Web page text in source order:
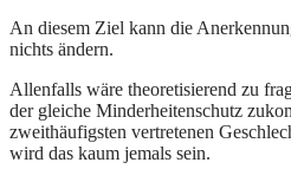
An diesem Ziel kann die
nichts ändern.
Allenfalls wäre theoretisierend zu
der gleiche Minderheitenschutz
zweithäufigsten vertretenen
wird das kaum jemals sein.